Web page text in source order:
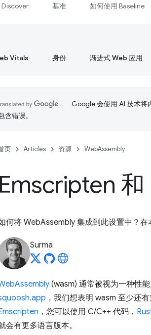
Discover 基准 如何使用 Baseline
Vitals 身份 渐进式 Web 应用
Google 会使用 AI 技术将
含错误。
页 Articles 资源 WebAssembly
Emscripten
何将 WebAssembly 集成到此设置中？
Surma
(wasm) 通常被视为一种性
，我们想表明 wasm 至少还
，您可以使用 C/C++ 代码，
会有更多语言版本。